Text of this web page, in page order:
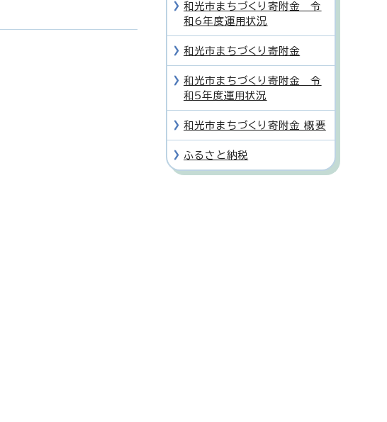
和光市まちづくり寄附金 令
和6年度運用状況
和光市まちづくり寄附金
和光市まちづくり寄附金 令
和5年度運用状況
和光市まちづくり寄附金 概要
ふるさと納税